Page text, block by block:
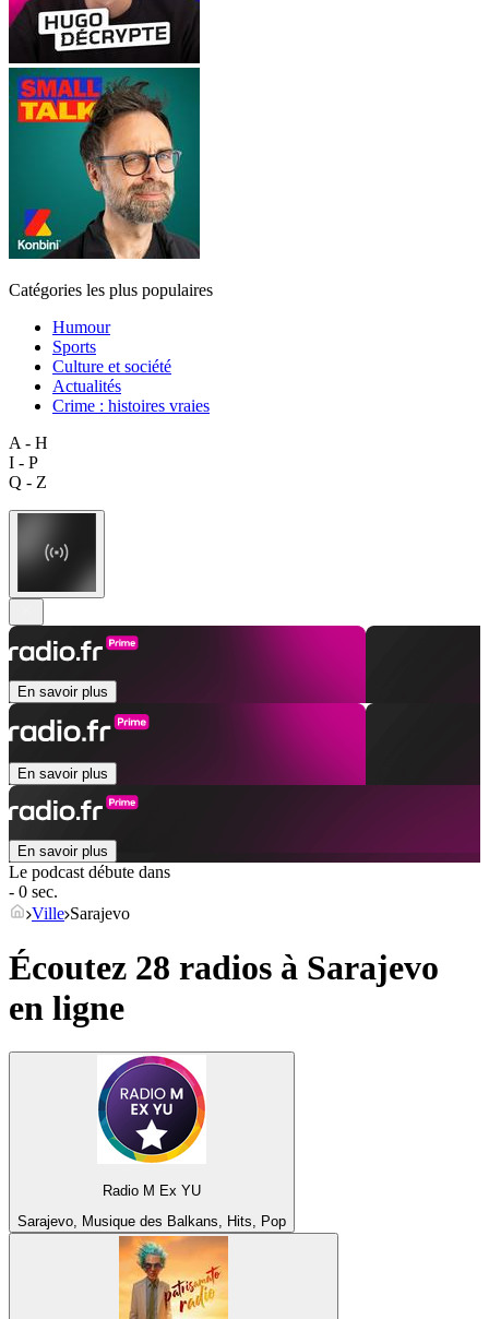
Catégories les plus populaires
Humour
Sports
Culture et société
Actualités
Crime : histoires vraies
A - H
I - P
Q - Z
En savoir plus
En savoir plus
En savoir plus
Le podcast débute dans
- 0 sec.
Ville Sarajevo
Écoutez 28 radios à Sarajevo
en ligne
Radio M Ex YU
Sarajevo, Musique des Balkans, Hits, Pop